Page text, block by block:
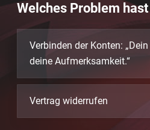
Welches Problem
Verbinden der Konten:
deine Aufmerksamkeit.“
Vertrag widerrufen